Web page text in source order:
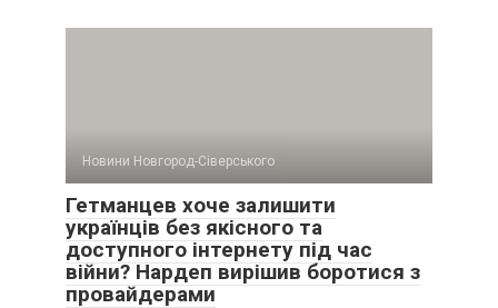
Новини Новгород-Сіверського
Гетманцев хоче залишити
українців без якісного та
доступного інтернету під час
війни? Нардеп вирішив боротися з
провайдерами